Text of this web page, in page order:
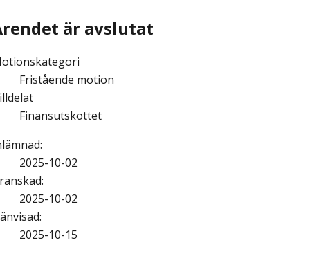
är avslutat
Fristående motion
Finansutskottet
:
2025-10-02
:
2025-10-02
:
2025-10-15